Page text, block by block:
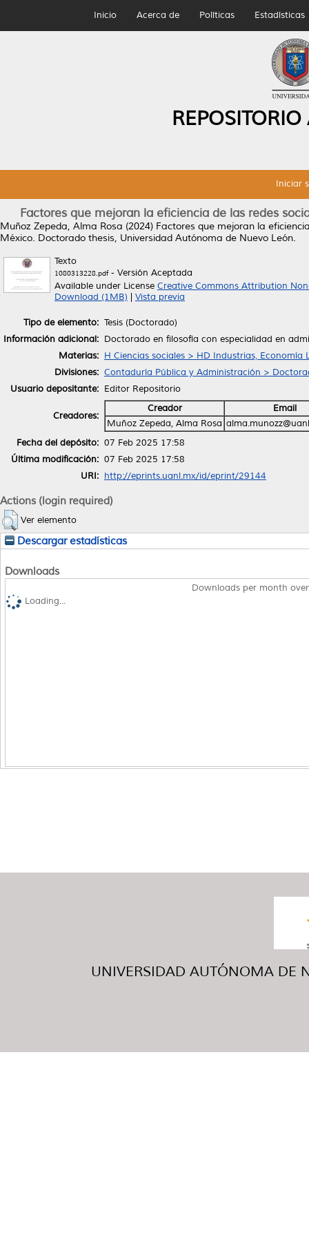
Inicio Acerca de Políticas Estadísticas
Iniciar
Factores que mejoran la eficiencia de las redes
Muñoz Zepeda, Alma Rosa (2024) Factores que mejoran la
México. Doctorado thesis, Universidad Autónoma de Nuevo León.
Texto
1080313228.pdf- Versión Aceptada
Available under License Creative Commons Attribution
Download (1MB)
Vista previa
Tipo de elemento: Tesis (Doctorado)
Información adicional: Doctorado en filosofía con especialidad en
Materias: H Ciencias sociales > HD Industrias, Economía
Divisiones: Contaduría Pública y Administración >
Usuario depositante: Editor Repositorio
Creadores:
Creador
Email
Muñoz Zepeda, Alma Rosa
Fecha del depósito: 07 Feb 2025 17:58
Última modificación: 07 Feb 2025 17:58
URI: http://eprints.uanl.mx/id/eprint/29144
Actions (login required)
Ver elemento
Descargar estadísticas
Downloads
Downloads per month
Loading...
UNIVERSIDAD AUTÓNOMA DE